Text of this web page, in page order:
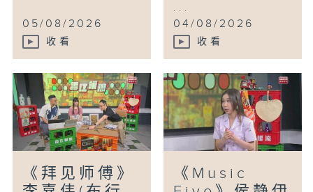
05/08/2026
收看
...
04/08/2026
收看
《拜见师傅》
《Music